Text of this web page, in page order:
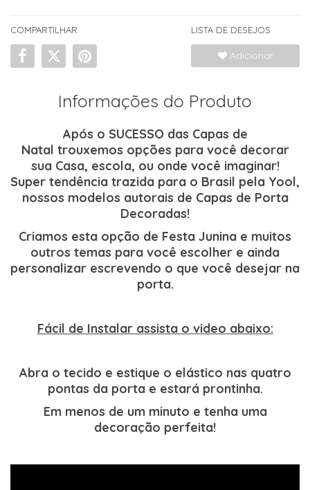
COMPARTILHAR LISTA DE DESEJOS
Adicionar
Informações do Produto
Após o SUCESSO das Capas de
Natal trouxemos opções para você decorar
sua Casa, escola, ou onde você imaginar!
Super tendência trazida para o Brasil pela Yool,
nossos modelos autorais de Capas de Porta
Decoradas!
Criamos esta opção de Festa Junina e muitos
outros temas para você escolher e ainda
personalizar escrevendo o que você desejar na
porta.
Fácil de Instalar assista o video abaixo:
Abra o tecido e estique o elástico nas quatro
pontas da porta e estará prontinha.
Em menos de um minuto e tenha uma
decoração perfeita!